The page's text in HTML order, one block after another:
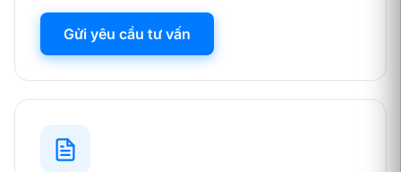
Gửi yêu cầu tư vấn